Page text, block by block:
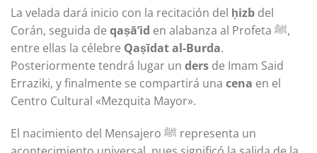
La velada dará inicio con la recitación del ḥizb del
Corán, seguida de qaṣā’id en alabanza al Profeta ﷺ,
entre ellas la célebre Qaṣīdat al-Burda.
Posteriormente tendrá lugar un ders de Imam Said
Erraziki, y finalmente se compartirá una cena en el
Centro Cultural «Mezquita Mayor».
El nacimiento del Mensajero ﷺ representa un